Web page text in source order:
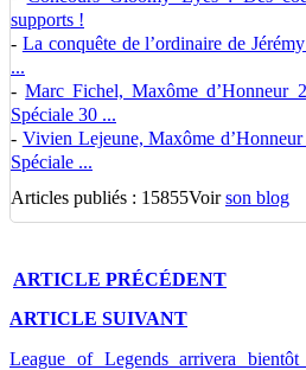
supports !
- La conquête de l’ordinaire de
...
-Marc Fichel, Maxôme d’Honneur
Spéciale 30 ...
- Vivien Lejeune, Maxôme
Spéciale ...
Articles publiés : 15855Voirson blog
ARTICLE PRÉCÉDENT
ARTICLE SUIVANT
League of Legends arrivera bientôt